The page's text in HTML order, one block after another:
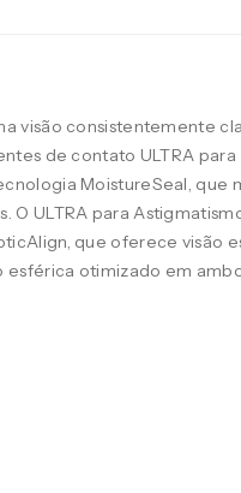
visão consistentemente
de contato ULTRA para
MoistureSeal, que
O ULTRA para
que oferece visão
otimizado em